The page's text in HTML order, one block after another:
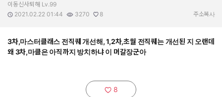
작성자:
이동신사퇴해 Lv.99
작성일:
2021.02.22 01:44
조회수:
3270
추천수:
8 주소복사
3차,마스터클래스 전직퀘 개선해, 1,2차,초월 전직퀘는 개선된 지 오랜데
왜 3차,마클은 아직까지 방치하냐 이 머갈장군아
추천하기:
8